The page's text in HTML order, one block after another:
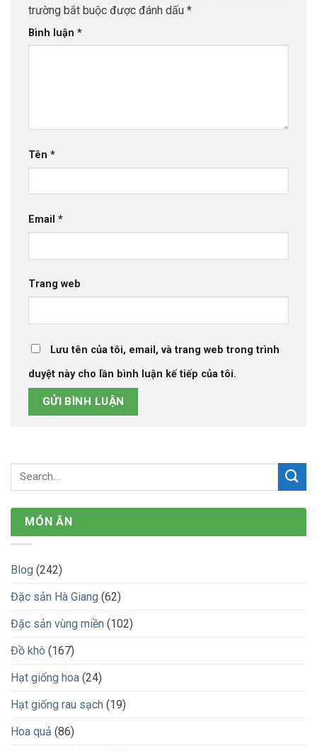
trường bắt buộc được đánh dấu *
Bình luận *
Tên *
Email *
Trang web
Lưu tên của tôi, email, và trang web trong trình
duyệt này cho lần bình luận kế tiếp của tôi.
MÓN ĂN
Blog (242)
Đặc sản Hà Giang (62)
Đặc sản vùng miền (102)
Đồ khô (167)
Hạt giống hoa (24)
Hạt giống rau sạch (19)
Hoa quả (86)